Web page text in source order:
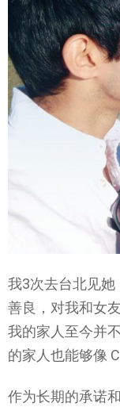
我3次去台北见
善良，对我和女
我的家人至今并
的家人也能够像
作为长期的承诺